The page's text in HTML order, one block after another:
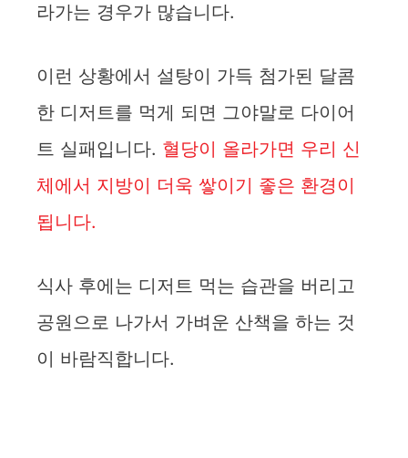
라가는 경우가 많습니다.
이런 상황에서 설탕이 가득 첨가된 달콤
한 디저트를 먹게 되면 그야말로 다이어
트 실패입니다. 혈당이 올라가면 우리 신
체에서 지방이 더욱 쌓이기 좋은 환경이
됩니다.
식사 후에는 디저트 먹는 습관을 버리고
공원으로 나가서 가벼운 산책을 하는 것
이 바람직합니다.